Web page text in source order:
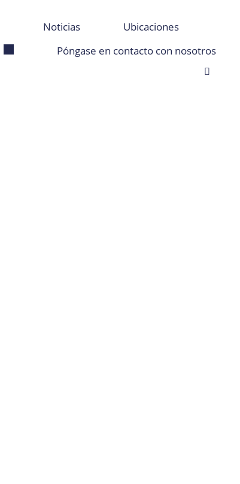
Noticias
Ubicaciones
Póngase en contacto con nosotros